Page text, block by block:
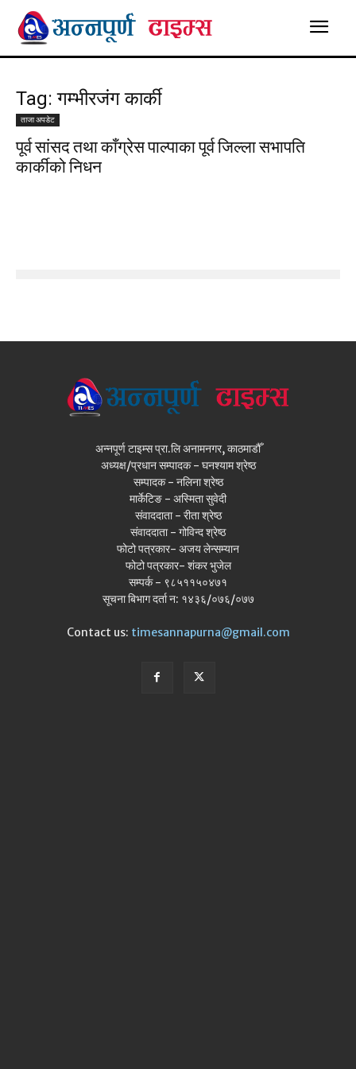
Tag: गम्भीरजंग कार्की
ताजा अपडेट
पूर्व सांसद तथा काँग्रेस पाल्पाका पूर्व जिल्ला सभापति
कार्कीको निधन
अन्नपूर्ण टाइम्स प्रा.लि अनामनगर, काठमाडौँ
अध्यक्ष/प्रधान सम्पादक - घनश्याम श्रेष्ठ
सम्पादक - नलिना श्रेष्ठ
मार्केटिङ - अस्मिता सुवेदी
संवाददाता - रीता श्रेष्ठ
संवाददाता - गोविन्द श्रेष्ठ
फोटो पत्रकार- अजय लेन्सम्यान
फोटो पत्रकार- शंकर भुजेल
सम्पर्क - ९८५११५०४७१
सूचना बिभाग दर्ता न: १४३६/०७६/०७७
Contact us: timesannapurna@gmail.com